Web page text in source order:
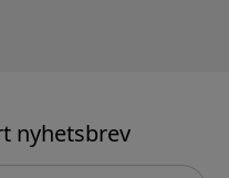
nyhetsbrev